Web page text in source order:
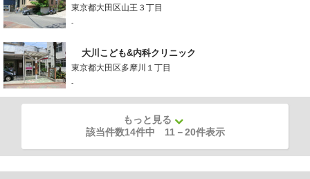
東京都大田区山王３丁目
-
大川こども&内科クリニック
東京都大田区多摩川１丁目
-
もっと見る
該当件数14件中 11 －20件表示